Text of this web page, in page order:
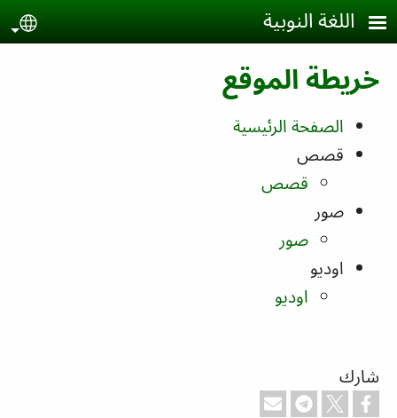
تجاوز إلى المحتوى الرئيسي
اللغة النوبية
خريطة الموقع
الصفحة الرئيسية
قصص
قصص
صور
صور
اوديو
اوديو
شارك